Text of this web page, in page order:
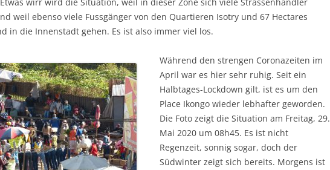
weil ebenso viele Fussgänger von den Quartieren Isotry und 67 Hectares
in die Innenstadt gehen. Es ist also immer viel los.
Während den strengen Coronazeiten im
April war es hier sehr ruhig. Seit ein
Halbtages-Lockdown gilt, ist es um den
Place Ikongo wieder lebhafter geworden.
Die Foto zeigt die Situation am Freitag, 29.
Mai 2020 um 08h45. Es ist nicht
Regenzeit, sonnig sogar, doch der
Südwinter zeigt sich bereits. Morgens ist